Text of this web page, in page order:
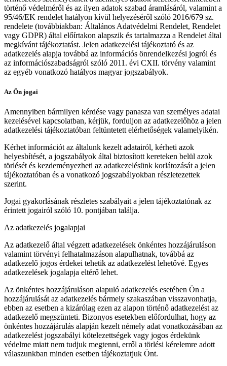
történő védelméről és az ilyen adatok szabad áramlásáról, valamint a
95/46/EK rendelet hatályon kívül helyezéséről szóló 2016/679 sz.
rendelete (továbbiakban: Általános Adatvédelmi Rendelet, Rendelet
vagy GDPR) által előírtakon alapszik és tartalmazza a Rendelet által
megkívánt tájékoztatást. Jelen adatkezelési tájékoztató és az
adatkezelés alapja továbbá az információs önrendelkezési jogról és
az információszabadságról szóló 2011. évi CXII. törvény valamint
az egyéb vonatkozó hatályos magyar jogszabályok.
Az Ön jogai
Amennyiben bármilyen kérdése vagy panasza van személyes adatai
kezelésével kapcsolatban, kérjük, forduljon az adatkezelőhöz a jelen
adatkezelési tájékoztatóban feltüntetett elérhetőségek valamelyikén.
Kérhet információt az általunk kezelt adatairól, kérheti azok
helyesbítését, a jogszabályok által biztosított kereteken belül azok
törlését és kezdeményezheti az adatkezelésünk korlátozását a jelen
tájékoztatóban és a vonatkozó jogszabályokban részletezettek
szerint.
Jogai gyakorlásának részletes szabályait a jelen tájékoztatónak az
érintett jogairól szóló 10. pontjában találja.
Az adatkezelés jogalapjai
Az adatkezelő által végzett adatkezelések önkéntes hozzájáruláson
valamint törvényi felhatalmazáson alapulhatnak, továbbá az
adatkezelő jogos érdekei tehetik az adatkezelést lehetővé. Egyes
adatkezelések jogalapja eltérő lehet.
Az önkéntes hozzájáruláson alapuló adatkezelés esetében Ön a
hozzájárulását az adatkezelés bármely szakaszában visszavonhatja,
ebben az esetben a kizárólag ezen az alapon történő adatkezelést az
adatkezelő megszünteti. Bizonyos esetekben előfordulhat, hogy az
önkéntes hozzájárulás alapján kezelt némely adat vonatkozásában az
adatkezelést jogszabályi kötelezettségek vagy jogos érdekünk
védelme miatt nem tudjuk megtenni, erről a törlési kérelemre adott
válaszunkban minden esetben tájékoztatjuk Önt.